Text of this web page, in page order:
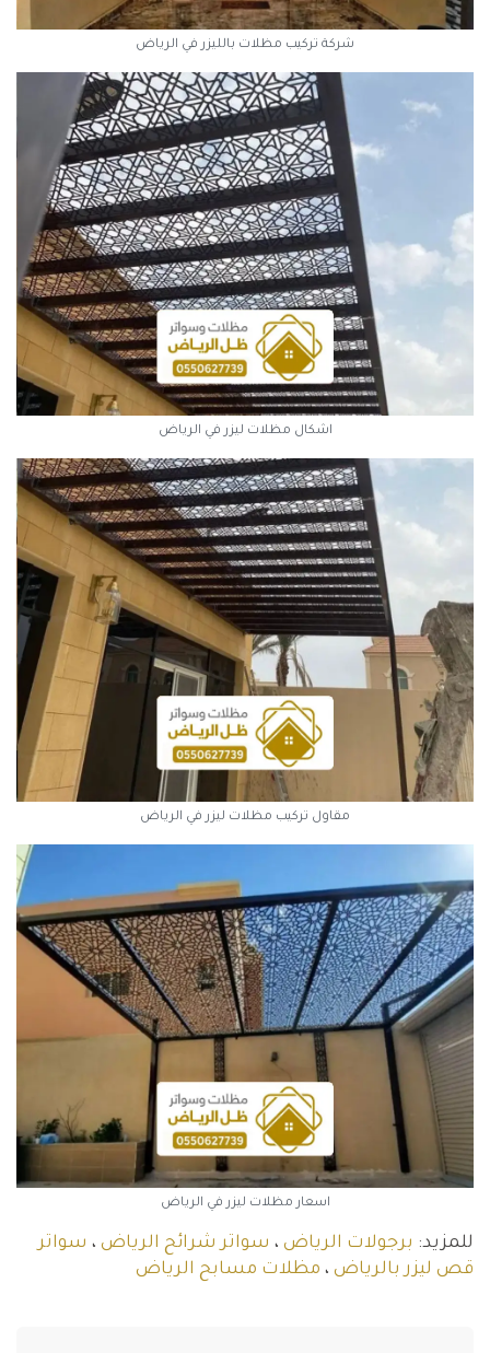
شركة تركيب مظلات بالليزر في الرياض
اشكال مظلات ليزر في الرياض
مقاول تركيب مظلات ليزر في الرياض
اسعار مظلات ليزر في الرياض
للمزيد: برجولات الرياض ، سواتر شرائح الرياض ، سواتر
قص ليزر بالرياض ، مظلات مسابح الرياض